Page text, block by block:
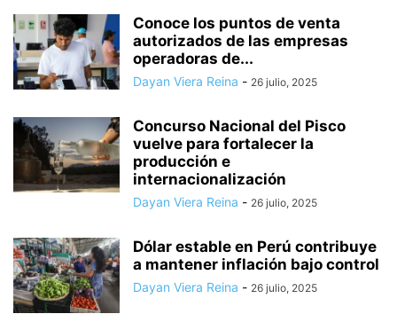
Conoce los puntos de venta
autorizados de las empresas
operadoras de...
Dayan Viera Reina - 26 julio, 2025
Concurso Nacional del Pisco
vuelve para fortalecer la
producción e
internacionalización
Dayan Viera Reina - 26 julio, 2025
Dólar estable en Perú contribuye
a mantener inflación bajo control
Dayan Viera Reina - 26 julio, 2025